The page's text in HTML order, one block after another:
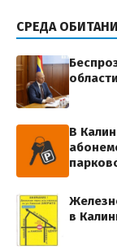
СРЕДА
В
в